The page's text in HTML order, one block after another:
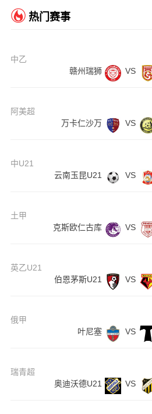
热门赛事
中乙
赣州瑞狮
VS
阿美超
万卡仁沙万
VS
中U21
云南玉昆U21
VS
土甲
克斯欧仁古库
VS
英乙U21
伯恩茅斯U21
VS
俄甲
叶尼塞
VS
瑞青超
奥迪沃德U21
VS